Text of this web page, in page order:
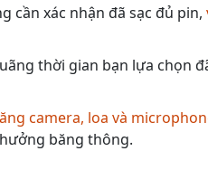
cần xác nhận đã sạc đủ pin,
thời gian bạn lựa chọn
camera, loa và
băng thông.